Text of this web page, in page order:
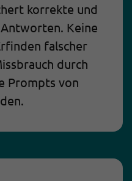
korrekte und
Keine
falscher
durch
Prompts von